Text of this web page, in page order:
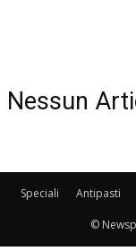
Nessun
Speciali Antipasti
©